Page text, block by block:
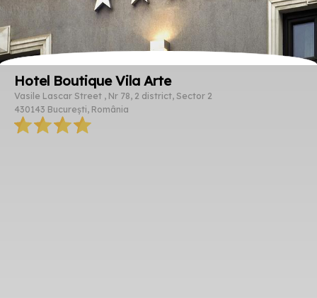
Hotel Boutique Vila Arte
Vasile Lascar Street , Nr 78, 2 district, Sector 2
430143 București, România